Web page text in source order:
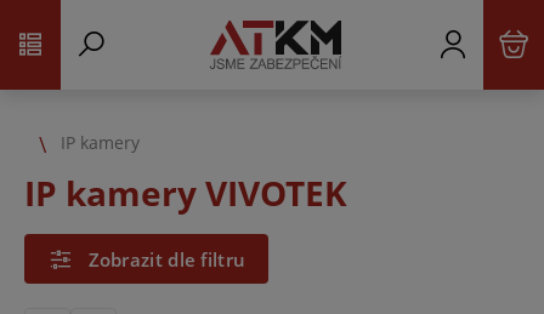
IP kamery
IP kamery VIVOTEK
Zobrazit dle filtru